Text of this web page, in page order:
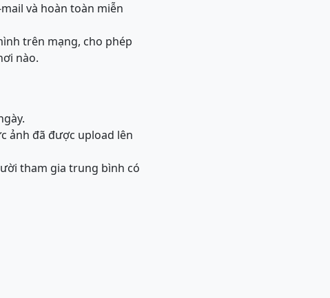
và hoàn toàn miễn
trên mạng, cho phép
nào.
ảnh đã được upload lên
tham gia trung bình có